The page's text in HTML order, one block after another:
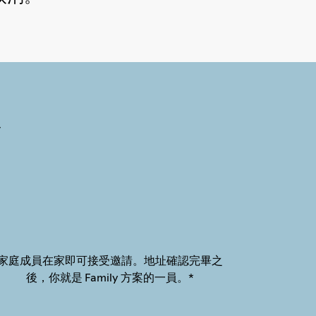
庭成員在家即可接受邀請。地址確認完畢之
後，你就是 Family 方案的一員。*